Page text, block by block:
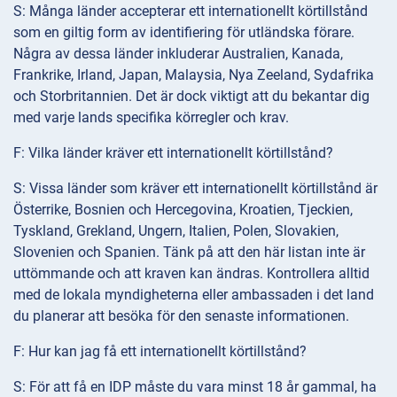
S: Många länder accepterar ett internationellt körtillstånd
som en giltig form av identifiering för utländska förare.
Några av dessa länder inkluderar Australien, Kanada,
Frankrike, Irland, Japan, Malaysia, Nya Zeeland, Sydafrika
och Storbritannien. Det är dock viktigt att du bekantar dig
med varje lands specifika körregler och krav.
F: Vilka länder kräver ett internationellt körtillstånd?
S: Vissa länder som kräver ett internationellt körtillstånd är
Österrike, Bosnien och Hercegovina, Kroatien, Tjeckien,
Tyskland, Grekland, Ungern, Italien, Polen, Slovakien,
Slovenien och Spanien. Tänk på att den här listan inte är
uttömmande och att kraven kan ändras. Kontrollera alltid
med de lokala myndigheterna eller ambassaden i det land
du planerar att besöka för den senaste informationen.
F: Hur kan jag få ett internationellt körtillstånd?
S: För att få en IDP måste du vara minst 18 år gammal, ha